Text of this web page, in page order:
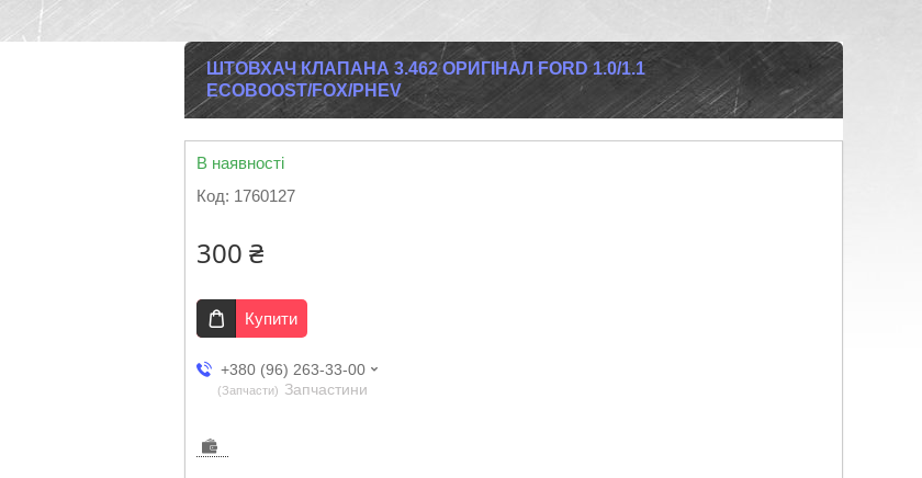
ШТОВХАЧ КЛАПАНА 3.462 ОРИГІНАЛ FORD 1.0/1.1
ECOBOOST/FOX/PHEV
В наявності
Код: 1760127
300 ₴
Купити
+380 (96) 263-33-00
Запчасти Запчастини